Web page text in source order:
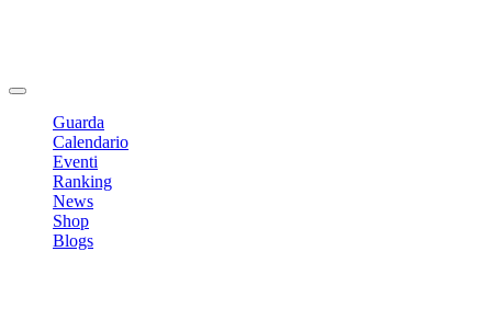
Guarda
Calendario
Eventi
Ranking
News
Shop
Blogs